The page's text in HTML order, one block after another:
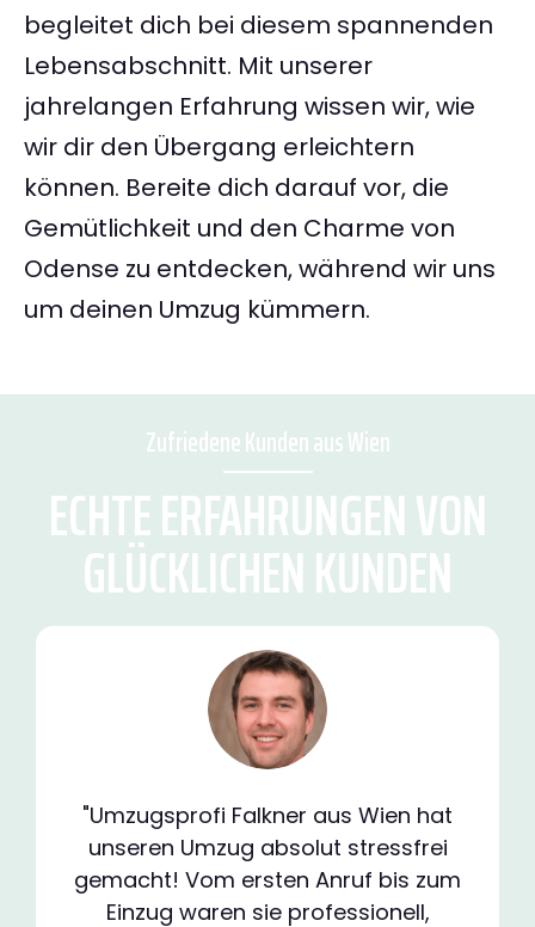
begleitet dich bei diesem spannenden
Lebensabschnitt. Mit unserer
jahrelangen Erfahrung wissen wir, wie
wir dir den Übergang erleichtern
können. Bereite dich darauf vor, die
Gemütlichkeit und den Charme von
Odense zu entdecken, während wir uns
um deinen Umzug kümmern.
Zufriedene Kunden aus Wien
ECHTE ERFAHRUNGEN VON
GLÜCKLICHEN KUNDEN
"Umzugsprofi Falkner aus Wien hat
unseren Umzug absolut stressfrei
gemacht! Vom ersten Anruf bis zum
Einzug waren sie professionell,